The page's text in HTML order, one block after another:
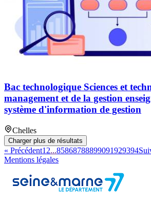
Bac technologique Sciences et
management et de la gestion
système d'information de gestion
Chelles
Charger plus de résultats
« Précédent1 2...85868788899091929394
Mentions légales